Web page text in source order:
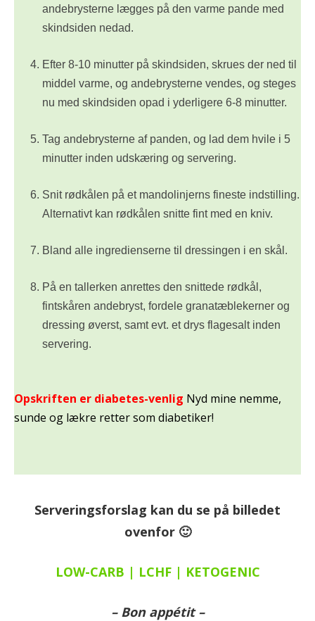
andebrysterne lægges på den varme pande med
skindsiden nedad.
Efter 8-10 minutter på skindsiden, skrues der ned til
middel varme, og andebrysterne vendes, og steges
nu med skindsiden opad i yderligere 6-8 minutter.
Tag andebrysterne af panden, og lad dem hvile i 5
minutter inden udskæring og servering.
Snit rødkålen på et mandolinjerns fineste indstilling.
Alternativt kan rødkålen snitte fint med en kniv.
Bland alle ingredienserne til dressingen i en skål.
På en tallerken anrettes den snittede rødkål,
fintskåren andebryst, fordele granatæblekerner og
dressing øverst, samt evt. et drys flagesalt inden
servering.
Opskriften er diabetes-venlig Nyd mine nemme,
sunde og lækre retter som diabetiker!
Serveringsforslag kan du se på billedet
ovenfor 🙂
LOW-CARB | LCHF | KETOGENIC
– Bon appétit –